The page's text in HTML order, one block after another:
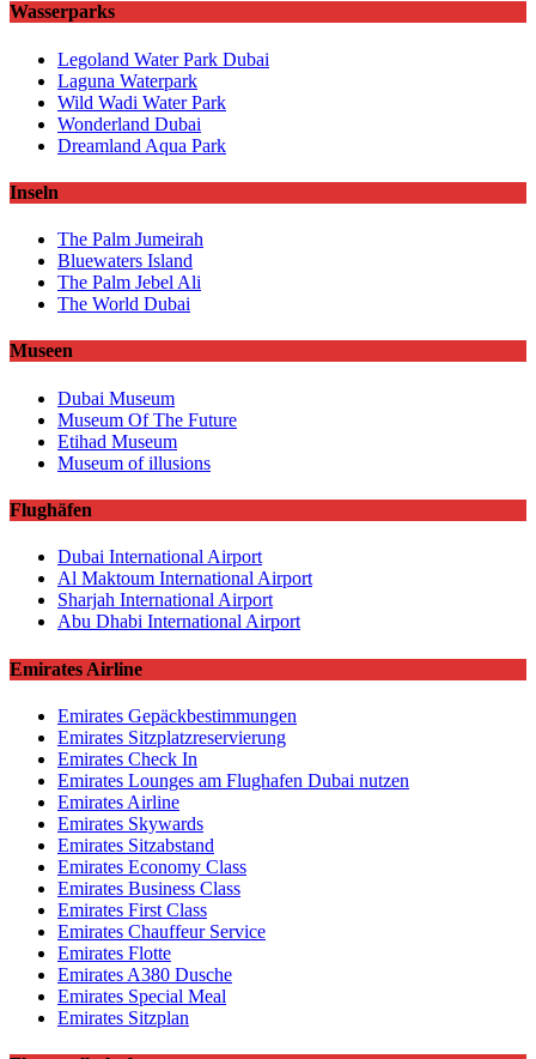
Wasserparks
Legoland Water Park Dubai
Laguna Waterpark
Wild Wadi Water Park
Wonderland Dubai
Dreamland Aqua Park
Inseln
The Palm Jumeirah
Bluewaters Island
The Palm Jebel Ali
The World Dubai
Museen
Dubai Museum
Museum Of The Future
Etihad Museum
Museum of illusions
Flughäfen
Dubai International Airport
Al Maktoum International Airport
Sharjah International Airport
Abu Dhabi International Airport
Emirates Airline
Emirates Gepäckbestimmungen
Emirates Sitzplatzreservierung
Emirates Check In
Emirates Lounges am Flughafen Dubai nutzen
Emirates Airline
Emirates Skywards
Emirates Sitzabstand
Emirates Economy Class
Emirates Business Class
Emirates First Class
Emirates Chauffeur Service
Emirates Flotte
Emirates A380 Dusche
Emirates Special Meal
Emirates Sitzplan